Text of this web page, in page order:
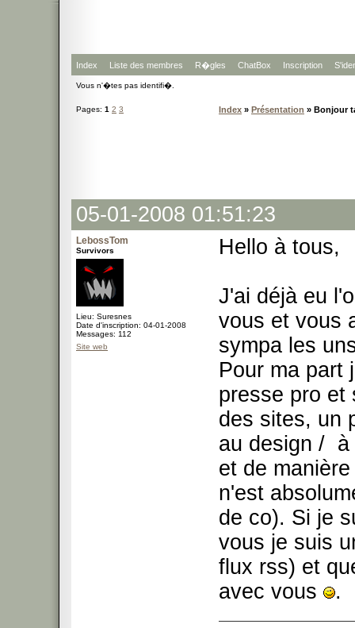
Index Liste des membres R�gles ChatBox Inscription
Vous n'�tes pas identifi�.
Pages: 1 2 3 Index » Présentation » Bonjour
05-01-2008 01:51:23
LebossTom
Survivors
Lieu: Suresnes
Date d'inscription: 04-01-2008
Messages: 112
Site web
Hello à tous,
J'ai déjà eu
vous et vous
sympa les
Pour ma part
presse pro et
des sites, un
au design / à
et de
n'est
de co). Si je
vous je suis
flux rss) et
avec vous
.